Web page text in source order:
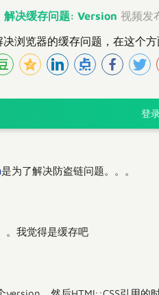
解决缓存问题: Version 视频发
浏览器的缓存问题，在这个
登
是为了解决防盗链问题。。。
。我觉得是缓存吧